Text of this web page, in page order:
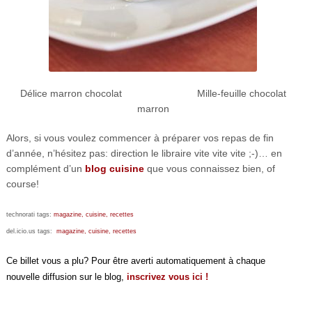
Délice marron chocolat Mille-feuille chocolat
marron
Alors, si vous voulez commencer à préparer vos repas de fin
d’année, n’hésitez pas: direction le libraire vite vite vite ;-)… en
complément d’un blog cuisineque vous connaissez bien, of
course!
technorati tags: magazine, cuisine, recettes
del.icio.us tags: magazine, cuisine, recettes
Ce billet vous a plu? Pour être averti automatiquement à chaque
nouvelle diffusion sur le blog, inscrivez vous ici !